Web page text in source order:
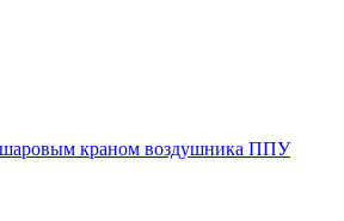
шаровым краном воздушника ППУ